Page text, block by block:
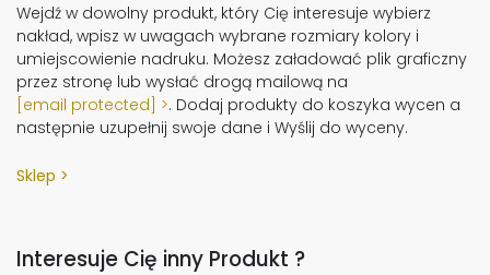
Wejdź w dowolny produkt, który Cię interesuje wybierz
nakład, wpisz w uwagach wybrane rozmiary kolory i
umiejscowienie nadruku. Możesz załadować plik graficzny
przez stronę lub wysłać drogą mailową na
[email protected]
. Dodaj produkty do koszyka wycen a
następnie uzupełnij swoje dane i Wyślij do wyceny.
Sklep
Interesuje Cię inny Produkt ?